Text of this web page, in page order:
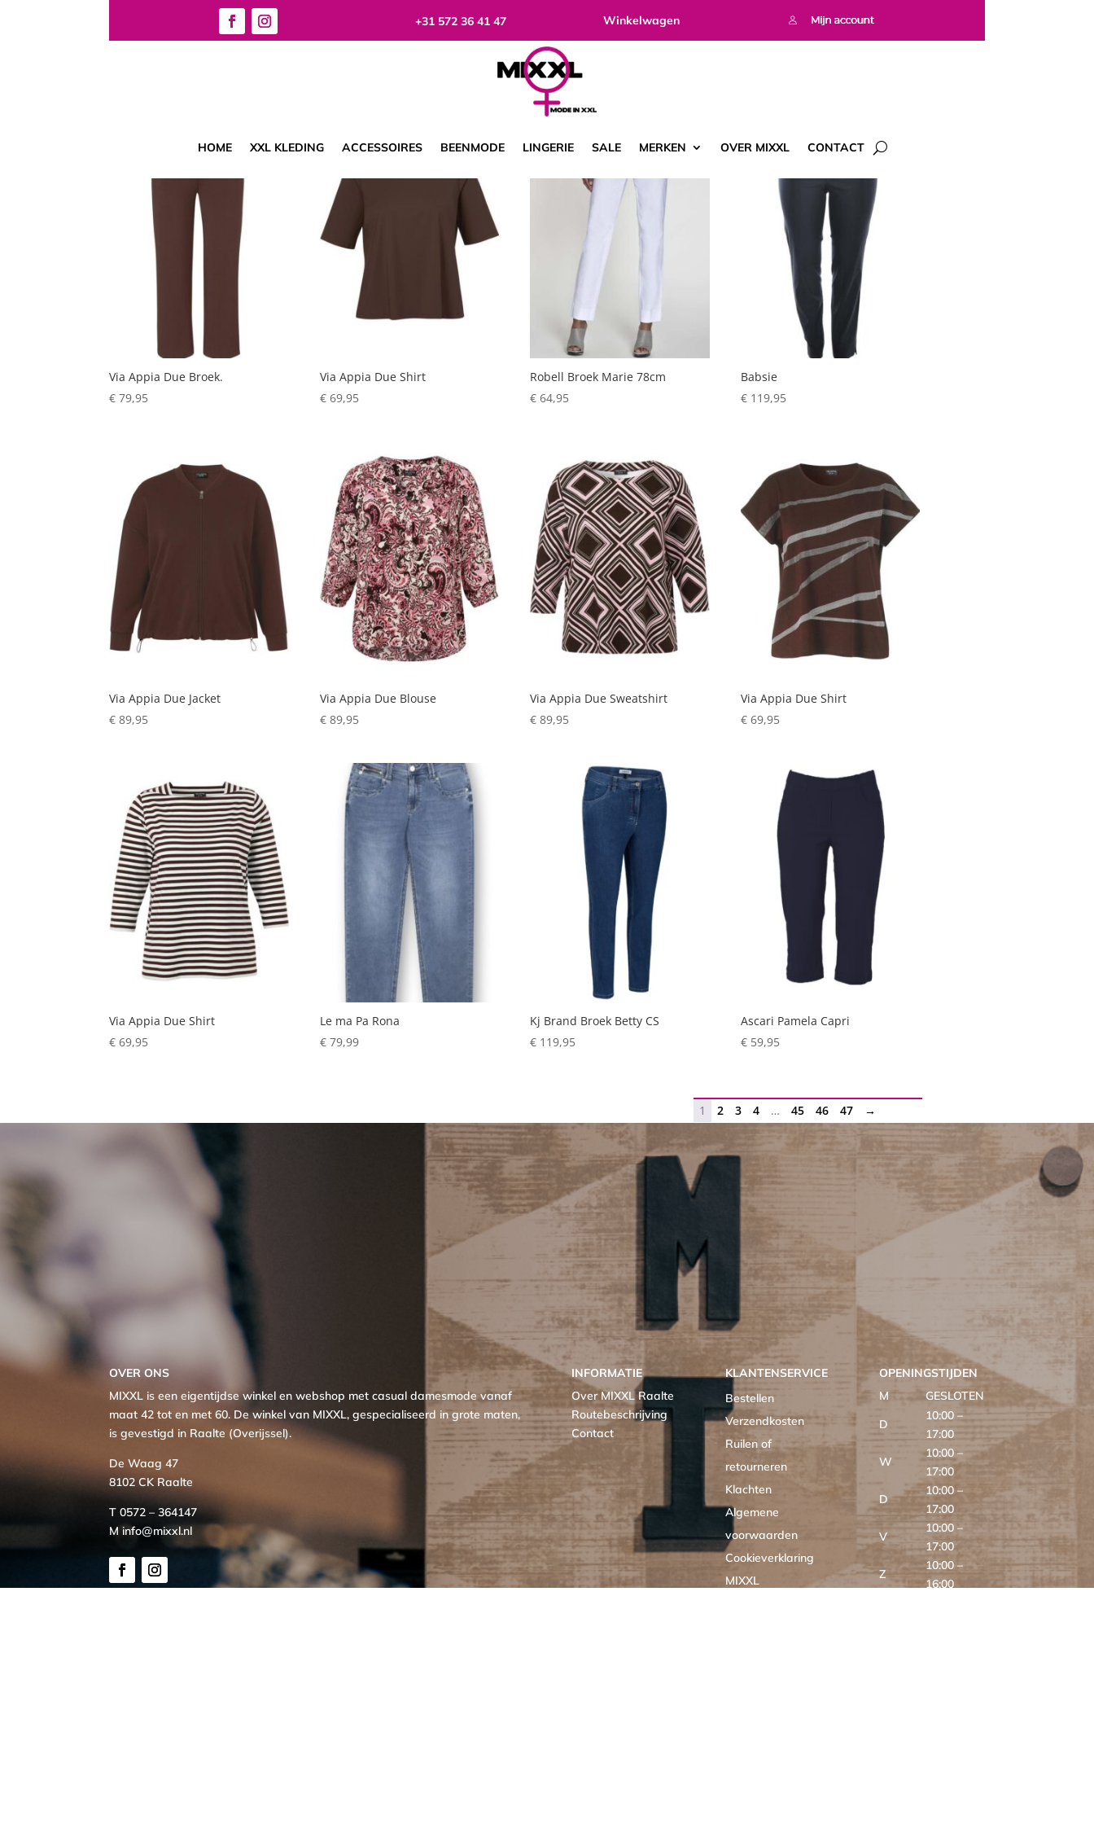
+31 572 36 41 47 Winkelwagen
HOME XXL KLEDING ACCESSOIRES BEENMODE LINGERIE SALE MERKEN OVER MIXXL CONTACT
Via Appia Due Broek.
€ 79,95
Via Appia Due Shirt
€69,95
Robell Broek Marie 78cm
€ 64,95
Babsie
€119,95
Via Appia Due Jacket
€ 89,95
Via Appia Due Blouse
€89,95
Via Appia Due Sweatshirt
€ 89,95
Via Appia Due Shirt
€69,95
Via Appia Due Shirt
€ 69,95
Le ma Pa Rona
€79,99
Kj Brand Broek Betty CS
€ 119,95
Ascari Pamela Capri
€59,95
1 2 3 4 … 45 46 47 →
OVER ONS
MIXXL is een eigentijdse winkel en webshop met casual damesmode vanaf
maat 42 tot en met 60. De winkel van MIXXL, gespecialiseerd in grote maten,
is gevestigd in Raalte (Overijssel).
De Waag 47
8102 CK Raalte
T 0572 – 364147
M info@mixxl.nl
INFORMATIE
Over MIXXL Raalte
Routebeschrijving
Contact
KLANTENSERVICE
Bestellen
Verzendkosten
Ruilen of
retourneren
Klachten
Algemene
voorwaarden
Cookieverklaring
MIXXL
OPENINGSTIJDEN
M
GESLOTEN
D
10:00 –
17:00
W
10:00 –
17:00
D
10:00 –
17:00
V
10:00 –
17:00
Z
10:00 –
16:00